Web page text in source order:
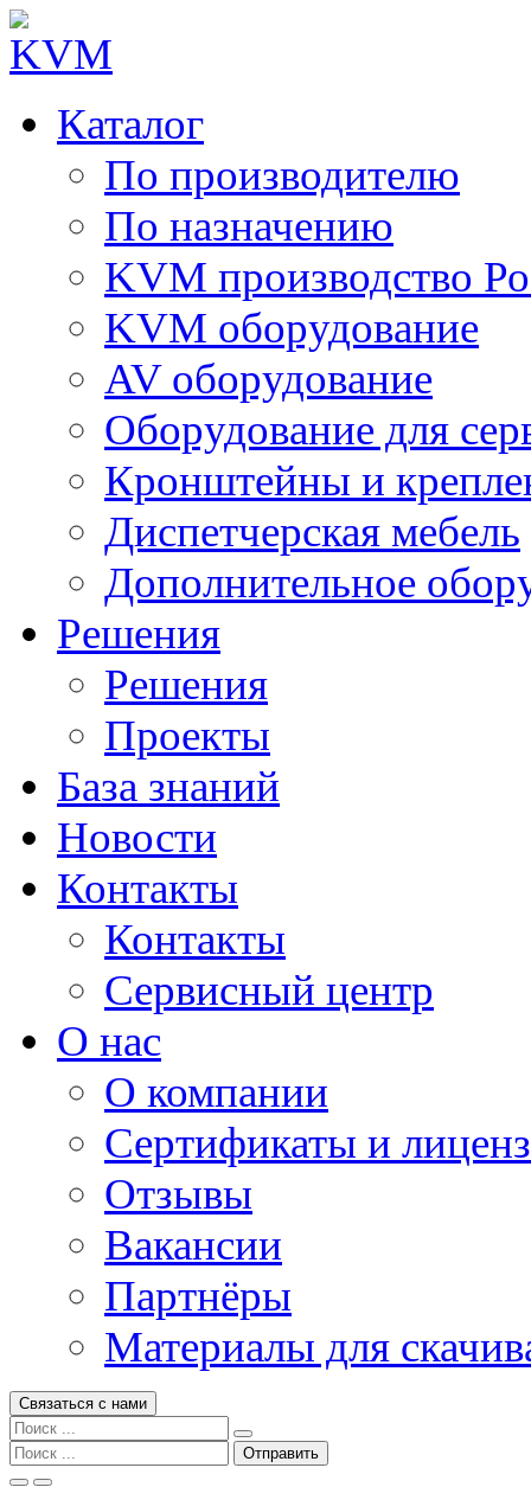
Каталог
По производителю
По назначению
KVM производство
KVM оборудование
AV оборудование
Оборудование для
Кронштейны и
Диспетчерская мебель
Дополнительное
Решения
Решения
Проекты
База знаний
Новости
Контакты
Контакты
Сервисный центр
О нас
О компании
Сертификаты и
Отзывы
Вакансии
Партнёры
Материалы для
Связаться с нами